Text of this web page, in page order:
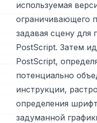
используемая
ограничивающего
задавая сцену
PostScript. Затем
PostScript,
потенциально
инструкции,
определения
задуманной